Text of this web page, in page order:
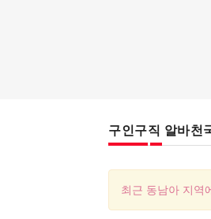
구인구직 알바천
최근 동남아 지역